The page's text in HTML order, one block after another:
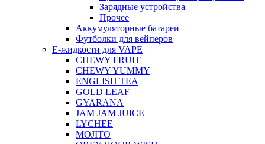
Зарядные устройства
Прочее
Аккумуляторные батареи
Футболки для вейперов
Е-жидкости для VAPE
CHEWY FRUIT
CHEWY YUMMY
ENGLISH TEA
GOLD LEAF
GYARANA
JAM JAM JUICE
LYCHEE
MOJITO